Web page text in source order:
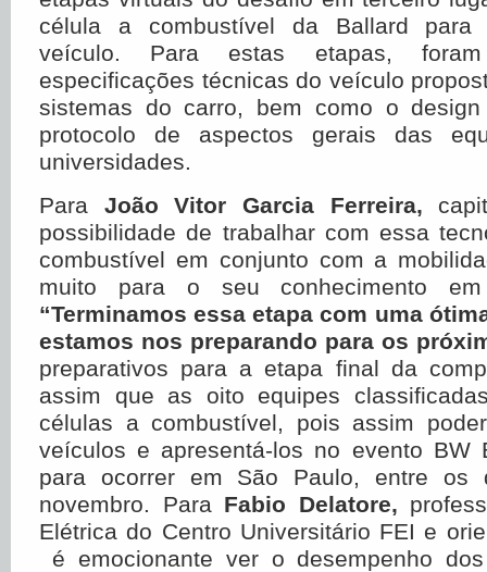
célula a combustível da Ballard para
veículo. Para estas etapas,
especificações técnicas do veículo
sistemas do carro, bem como o
protocolo de aspectos gerais das
universidades.
Para João Vitor Garcia Ferreira,
possibilidade de trabalhar com essa
combustível em conjunto com a
muito para o seu conhecimento
“Terminamos essa etapa com uma
estamos nos preparando para os
preparativos para a etapa final da
assim que as oito equipes
células a combustível, pois assim
veículos e apresentá-los no evento BW
para ocorrer em São Paulo, entre
novembro. Para Fabio Delatore,
Elétrica do Centro Universitário FEI e
é emocionante ver o desempenho